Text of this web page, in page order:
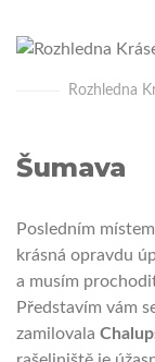
Rozhledna
Šumava
Posledním
krásná opravdu
a musím
Představím vám
zamilovala